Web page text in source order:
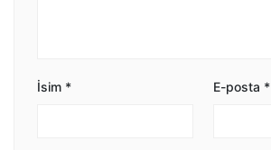
İsim * E-posta *